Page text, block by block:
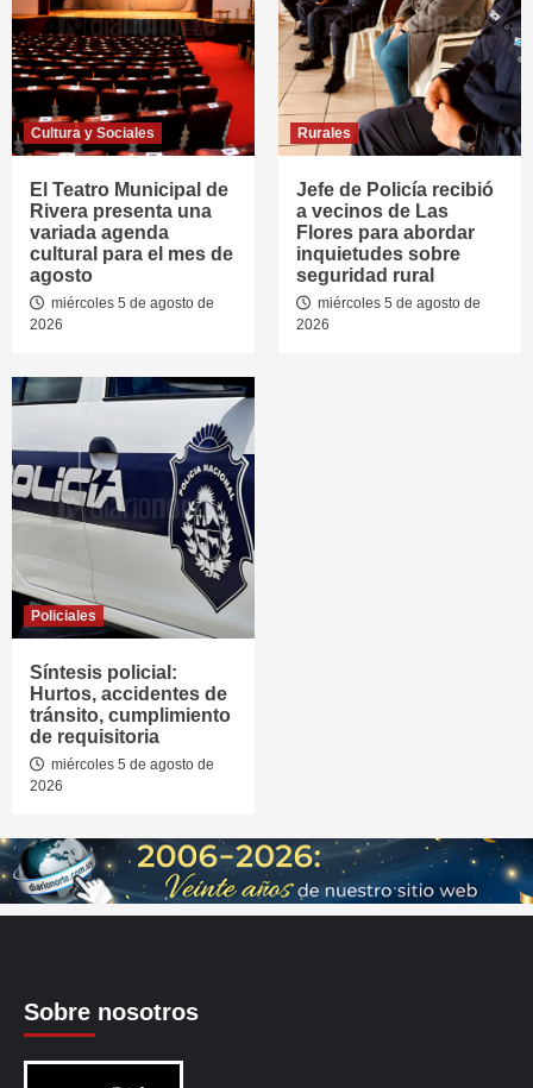
Cultura y Sociales
El Teatro Municipal de
Rivera presenta una
variada agenda
cultural para el mes de
agosto
miércoles 5 de agosto de
2026
Rurales
Jefe de Policía recibió
a vecinos de Las
Flores para abordar
inquietudes sobre
seguridad rural
miércoles 5 de agosto de
2026
Policiales
Síntesis policial:
Hurtos, accidentes de
tránsito, cumplimiento
de requisitoria
miércoles 5 de agosto de
2026
Sobre nosotros